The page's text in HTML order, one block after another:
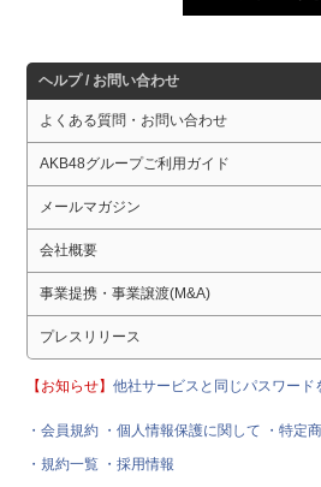
ヘルプ / お問い合わせ
よくある質問・お問い合わせ
AKB48グループご利用ガイド
メールマガジン
会社概要
事業提携・事業譲渡(M&A)
プレスリリース
【お知らせ】他社サービスと同じパスワード
・会員規約 ・個人情報保護に関して
・特定
・規約一覧 ・採用情報